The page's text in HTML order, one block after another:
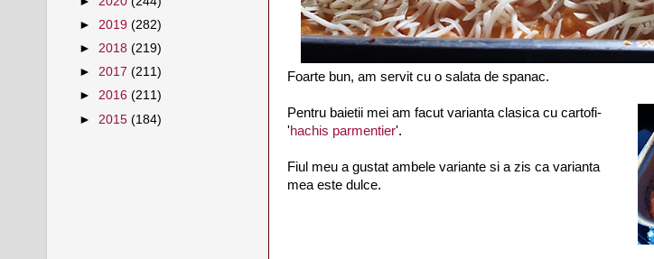
Foarte bun, am servit cu o salata de spanac.
Pentru baietii mei am facut varianta clasica cu cartofi-
'hachis parmentier'.
Fiul meu a gustat ambele variante si a zis ca varianta
mea este dulce.
► 2019 (282)
► 2018 (219)
► 2017 (211)
► 2016 (211)
► 2015 (184)